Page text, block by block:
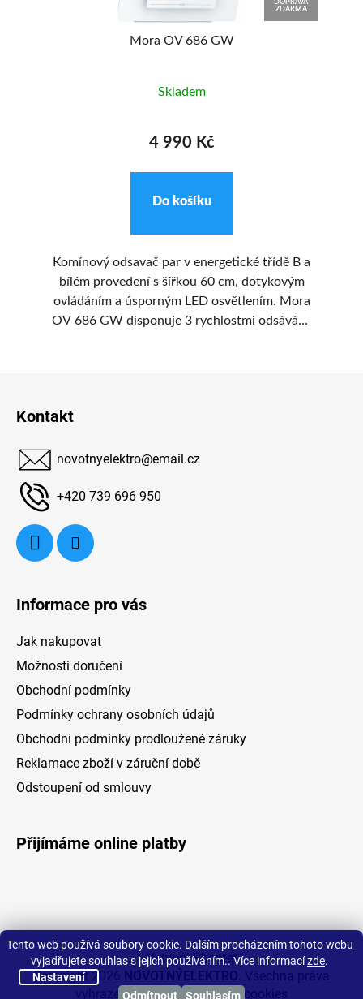
Tento web používá soubory cookie. Dalším procházením tohoto webu
vyjadřujete souhlas s jejich používáním.. Více informacízde.
Nastavení
Odmítnout
Souhlasím
DOPRAVA
ZDARMA
Mora OV 686 GW
Skladem
4 990 Kč
Do košíku
Komínový odsavač par v energetické třídě B a
bílém provedení s šířkou 60 cm, dotykovým
ovládáním a úsporným LED osvětlením. Mora
OV 686 GW disponuje 3 rychlostmi odsávání,
Kontakt
novotnyelektro@email.cz
+420 739 696 950
Informace pro vás
Jak nakupovat
Možnosti doručení
Obchodní podmínky
Podmínky ochrany osobních údajů
Obchodní podmínky prodloužené záruky
Reklamace zboží v záruční době
Odstoupení od smlouvy
Přijímáme online platby
Vytvořil Shoptet
Copyright 2026
vyhrazena.Upravit nastavení cookies